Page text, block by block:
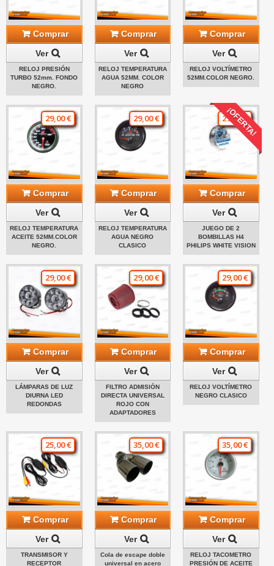
Comprar
Ver
RELOJ PRESIÓN
TURBO 52mm. FONDO
NEGRO.
Comprar
Ver
RELOJ TEMPERATURA
AGUA 52MM. COLOR
NEGRO
Comprar
Ver
RELOJ VOLTÍMETRO
52MM.COLOR NEGRO.
29,00 €
Comprar
Ver
RELOJ TEMPERATURA
ACEITE 52MM.COLOR
NEGRO.
29,00 €
Comprar
Ver
RELOJ TEMPERATURA
AGUA NEGRO
CLASICO
¡OFERTA!
29,00 €
Comprar
Ver
JUEGO DE 2
BOMBILLAS H4
PHILIPS WHITE VISION
29,00 €
Comprar
Ver
LÁMPARAS DE LUZ
DIURNA LED
REDONDAS
29,00 €
Comprar
Ver
FILTRO ADMISIÓN
DIRECTA UNIVERSAL
ROJO CON
ADAPTADORES
29,00 €
Comprar
Ver
RELOJ VOLTÍMETRO
NEGRO CLASICO
25,00 €
Comprar
Ver
TRANSMISOR Y
RECEPTOR
35,00 €
Comprar
Ver
Cola de escape doble
universal en acero
35,00 €
Comprar
Ver
RELOJ TACOMETRO
PRESIÓN DE ACEITE